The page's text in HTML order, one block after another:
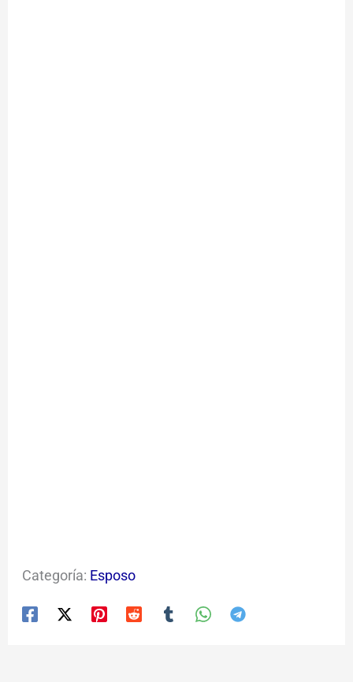
Categoría: Esposo